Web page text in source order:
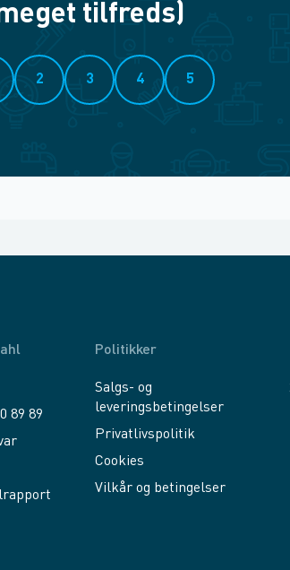
tilfreds)
2 3 4 5
89 89
Politikker
Salgs- og
leveringsbetingelser
Privatlivspolitik
Cookies
Vilkår og betingelser